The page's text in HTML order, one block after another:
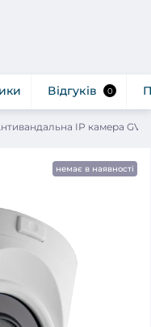
IP камера GV-
Відгуків 0
немає в наявності